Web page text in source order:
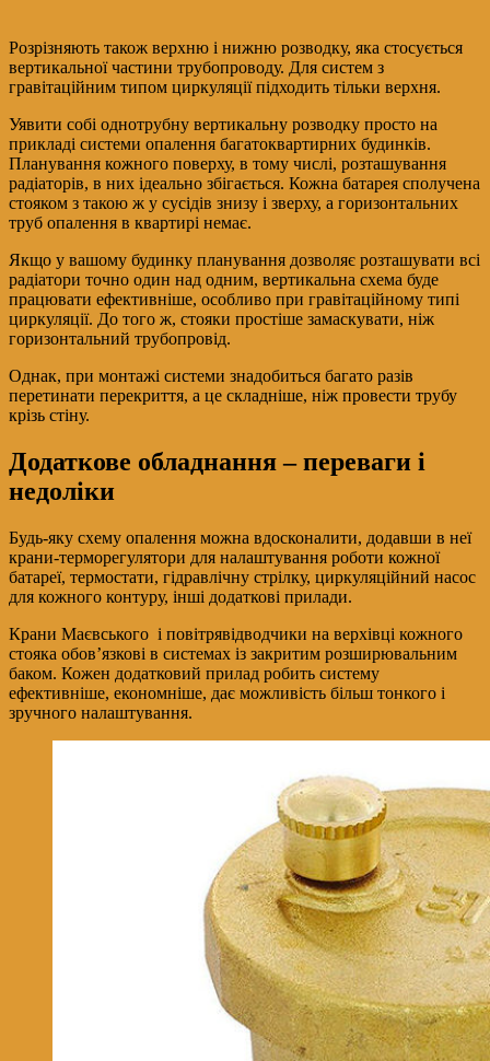
Розрізняють також верхню і нижню розводку, яка стосується
вертикальної частини трубопроводу. Для систем з
гравітаційним типом циркуляції підходить тільки верхня.
Уявити собі однотрубну вертикальну розводку просто на
прикладі системи опалення багатоквартирних будинків.
Планування кожного поверху, в тому числі, розташування
радіаторів, в них ідеально збігається. Кожна батарея сполучена
стояком з такою ж у сусідів знизу і зверху, а горизонтальних
труб опалення в квартирі немає.
Якщо у вашому будинку планування дозволяє розташувати всі
радіатори точно один над одним, вертикальна схема буде
працювати ефективніше, особливо при гравітаційному типі
циркуляції. До того ж, стояки простіше замаскувати, ніж
горизонтальний трубопровід.
Однак, при монтажі системи знадобиться багато разів
перетинати перекриття, а це складніше, ніж провести трубу
крізь стіну.
Додаткове обладнання – переваги і
недоліки
Будь-яку схему опалення можна вдосконалити, додавши в неї
крани-терморегулятори для налаштування роботи кожної
батареї, термостати, гідравлічну стрілку, циркуляційний насос
для кожного контуру, інші додаткові прилади.
Крани Маєвського і повітрявідводчики на верхівці кожного
стояка обов’язкові в системах із закритим розширювальним
баком. Кожен додатковий прилад робить систему
ефективніше, економніше, дає можливість більш тонкого і
зручного налаштування.